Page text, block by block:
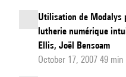
Utilisation de Modalys
lutherie numérique
Ellis, Joël Bensoam
October 17, 2007 49 min